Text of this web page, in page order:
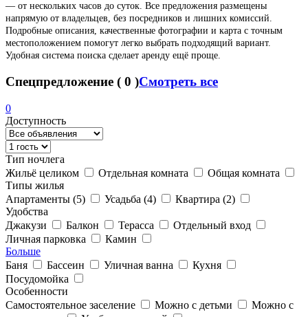
— от нескольких часов до суток. Все предложения размещены
напрямую от владельцев, без посредников и лишних комиссий.
Подробные описания, качественные фотографии и карта с точным
местоположением помогут легко выбрать подходящий вариант.
Удобная система поиска сделает аренду ещё проще.
Спецпредложение ( 0 )Смотреть все
0
Доступность
Тип ночлега
Жильё целиком
Отдельная комната
Общая комната
Типы жилья
Апартаменты (5) Усадьба (4) Квартира (2)
Удобства
Джакузи
Балкон Терасса
Отдельный вход
Личная парковка
Камин
Больше
Баня
Бассеин Уличная ванна
Кухня
Посудомойка
Особенности
Самостоятельное заселение
Можно с детьми
Можно с